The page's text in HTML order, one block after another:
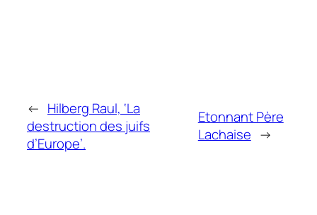
← Hilberg Raul, ‘La
destruction des juifs
d’Europe’.
Etonnant Père
Lachaise →